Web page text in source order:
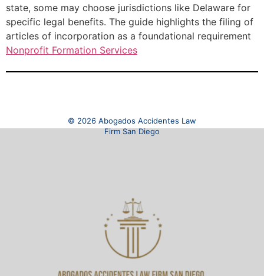
state, some may choose jurisdictions like Delaware for
specific legal benefits. The guide highlights the filing of
articles of incorporation as a foundational requirement
Nonprofit Formation Services
© 2026 Abogados Accidentes Law
Firm San Diego